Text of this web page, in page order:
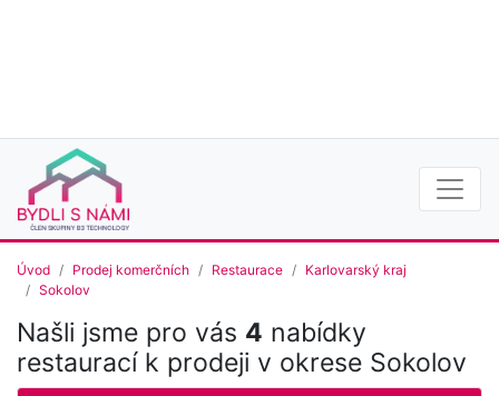
Úvod Prodej komerčních Restaurace
Karlovarský kraj
Sokolov
Našli jsme pro vás 4 nabídky
restaurací k prodeji v okrese Sokolov